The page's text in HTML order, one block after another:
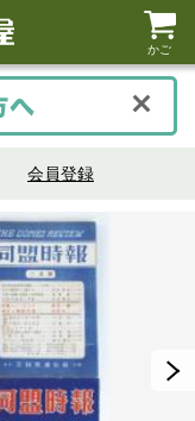
かご
会員登録